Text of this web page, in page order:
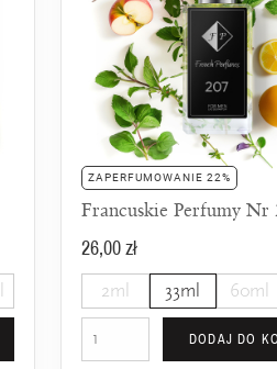
ZAPERFUMOWANIE 22%
Francuskie Perfumy Nr
26,00 zł
2ml 33ml 60ml
DODAJ DO